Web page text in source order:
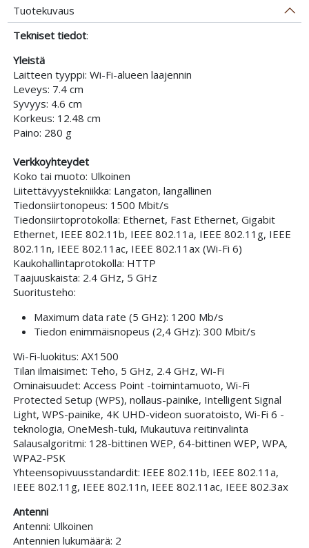
Tuotekuvaus
Tekniset tiedot:
Yleistä
Laitteen tyyppi: Wi-Fi-alueen laajennin
Leveys: 7.4 cm
Syvyys: 4.6 cm
Korkeus: 12.48 cm
Paino: 280 g
Verkkoyhteydet
Koko tai muoto: Ulkoinen
Liitettävyystekniikka: Langaton, langallinen
Tiedonsiirtonopeus: 1500 Mbit/s
Tiedonsiirtoprotokolla: Ethernet, Fast Ethernet, Gigabit
Ethernet, IEEE 802.11b, IEEE 802.11a, IEEE 802.11g, IEEE
802.11n, IEEE 802.11ac, IEEE 802.11ax (Wi-Fi 6)
Kaukohallintaprotokolla: HTTP
Taajuuskaista: 2.4 GHz, 5 GHz
Suoritusteho:
Maximum data rate (5 GHz): 1200 Mb/s
Tiedon enimmäisnopeus (2,4 GHz): 300 Mbit/s
Wi-Fi-luokitus: AX1500
Tilan ilmaisimet: Teho, 5 GHz, 2.4 GHz, Wi-Fi
Ominaisuudet: Access Point -toimintamuoto, Wi-Fi
Protected Setup (WPS), nollaus-painike, Intelligent Signal
Light, WPS-painike, 4K UHD-videon suoratoisto, Wi-Fi 6 -
teknologia, OneMesh-tuki, Mukautuva reitinvalinta
Salausalgoritmi: 128-bittinen WEP, 64-bittinen WEP, WPA,
WPA2-PSK
Yhteensopivuusstandardit: IEEE 802.11b, IEEE 802.11a,
IEEE 802.11g, IEEE 802.11n, IEEE 802.11ac, IEEE 802.3ax
Antenni
Antenni: Ulkoinen
Antennien lukumäärä: 2